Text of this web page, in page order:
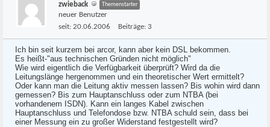
zwieback Themenstarter
neuer Benutzer
seit: 20.06.2006 Beiträge: 3
Ich bin seit kurzem bei arcor, kann aber kein DSL bekommen.
Es heißt-"aus technischen Gründen nicht möglich"
Wie wird eigentlich die Verfügbarkeit überprüft? Wird da die
Leitungslänge hergenommen und ein theoretischer Wert ermittelt?
Oder kann man die Leitung aktiv messen lassen? Bis wohin wird dann
gemessen? Bis zum Hauptanschluss oder zum NTBA (bei
vorhandenem ISDN). Kann ein langes Kabel zwischen
Hauptanschluss und Telefondose bzw. NTBA schuld sein, dass bei
einer Messung ein zu großer Widerstand festgestellt wird?